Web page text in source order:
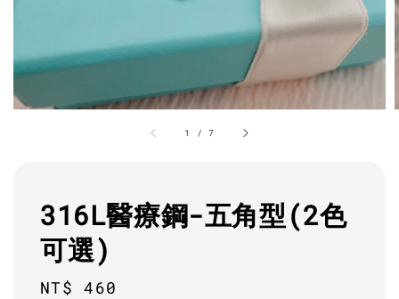
1 /7
316L醫療鋼-五角型(2色
可選)
Regular
NT$ 460